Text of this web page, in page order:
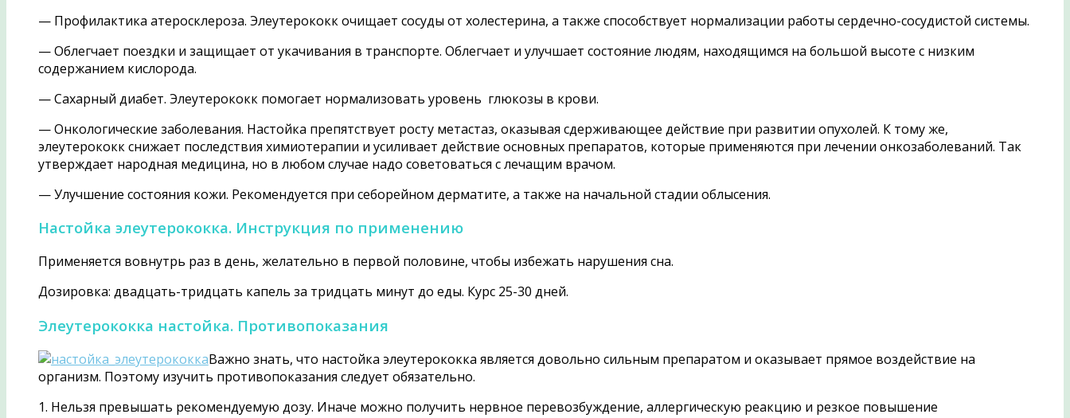
— Профилактика атеросклероза. Элеутерококк очищает сосуды от холестерина, а также способствует нормализации работы сердечно-сосудистой системы.
— Облегчает поездки и защищает от укачивания в транспорте. Облегчает и улучшает состояние людям, находящимся на большой высоте с низким
содержанием кислорода.
— Сахарный диабет. Элеутерококк помогает нормализовать уровень глюкозы в крови.
— Онкологические заболевания. Настойка препятствует росту метастаз, оказывая сдерживающее действие при развитии опухолей. К тому же,
элеутерококк снижает последствия химиотерапии и усиливает действие основных препаратов, которые применяются при лечении онкозаболеваний. Так
утверждает народная медицина, но в любом случае надо советоваться с лечащим врачом.
— Улучшение состояния кожи. Рекомендуется при себорейном дерматите, а также на начальной стадии облысения.
Настойка элеутерококка. Инструкция по применению
Применяется вовнутрь раз в день, желательно в первой половине, чтобы избежать нарушения сна.
Дозировка: двадцать-тридцать капель за тридцать минут до еды. Курс 25-30 дней.
Элеутерококка настойка. Противопоказания
Важно знать, что настойка элеутерококка является довольно сильным препаратом и оказывает прямое воздействие на
организм. Поэтому изучить противопоказания следует обязательно.
1. Нельзя превышать рекомендуемую дозу. Иначе можно получить нервное перевозбуждение, аллергическую реакцию и резкое повышение